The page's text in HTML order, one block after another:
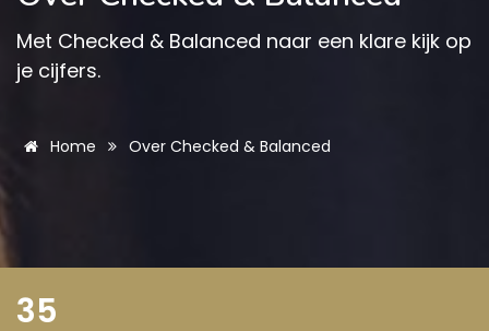
Met Checked & Balanced naar een klare kijk op
je cijfers.
Home Over Checked & Balanced
35